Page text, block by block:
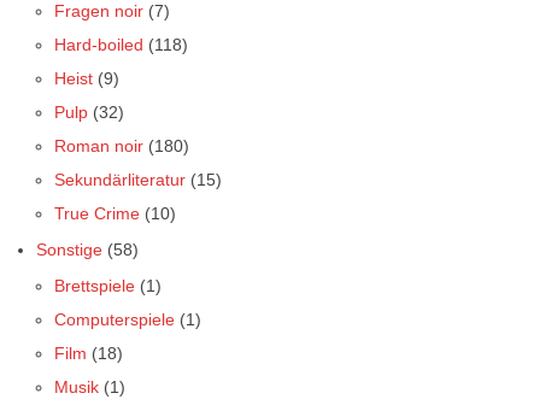
Fragen noir (7)
Hard-boiled (118)
Heist (9)
Pulp (32)
Roman noir (180)
Sekundärliteratur (15)
True Crime (10)
Sonstige (58)
Brettspiele (1)
Computerspiele (1)
Film (18)
Musik (1)